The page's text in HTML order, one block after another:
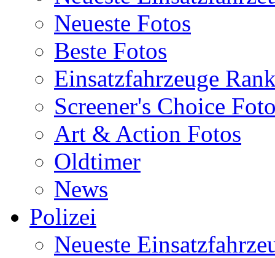
Neueste Fotos
Beste Fotos
Einsatzfahrzeuge
Screener's Choice
Art & Action Fotos
Oldtimer
News
Polizei
Neueste